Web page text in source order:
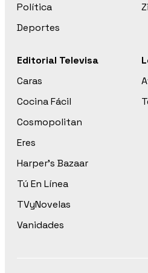
Política
Deportes
Editorial Televisa
Caras
Cocina Fácil
Cosmopolitan
Eres
Harper’s Bazaar
Tú En Línea
TVyNovelas
Vanidades